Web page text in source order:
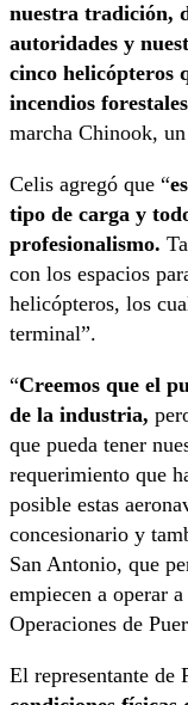
nuestra tradición,
autoridades y
cinco helicópteros
incendios
marcha Chinook,
Celis agregó que “
tipo de carga y
profesionalismo.
con los espacios
helicópteros, los
terminal”.
“Creemos que el
de la industria,
que pueda tener
requerimiento que
posible estas
concesionario y
San Antonio, que
empiecen a operar
Operaciones de
El representante de